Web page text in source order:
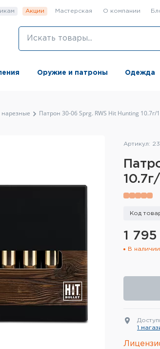
Акции Мастерская О компании
Оружие и патроны Одежда
Патрон 30-06 Sprg. RWS Hit Hunting 10.7г/
Артикул:
Код
1 795
В наличии
1